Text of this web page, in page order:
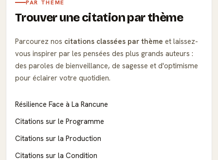
PAR THÈME
Trouver une citation par thème
Parcourez nos citations classées par thème et laissez-
vous inspirer par les pensées des plus grands auteurs :
des paroles de bienveillance, de sagesse et d'optimisme
pour éclairer votre quotidien.
Résilience Face à La Rancune
Citations sur le Programme
Citations sur la Production
Citations sur la Condition